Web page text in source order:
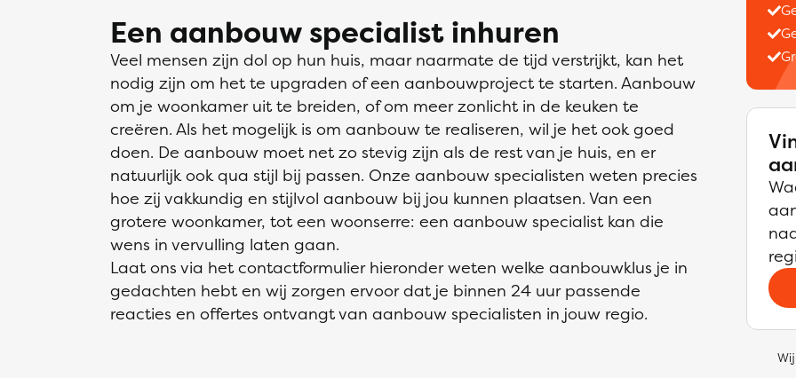
Een aanbouw specialist inhuren
Veel mensen zijn dol op hun huis, maar naarmate de tijd verstrijkt, kan het
nodig zijn om het te upgraden of een aanbouwproject te starten. Aanbouw
om je woonkamer uit te breiden, of om meer zonlicht in de keuken te
creëren. Als het mogelijk is om aanbouw te realiseren, wil je het ook goed
doen. De aanbouw moet net zo stevig zijn als de rest van je huis, en er
natuurlijk ook qua stijl bij passen. Onze aanbouw specialisten weten precies
hoe zij vakkundig en stijlvol aanbouw bij jou kunnen plaatsen. Van een
grotere woonkamer, tot een woonserre: een aanbouw specialist kan die
wens in vervulling laten gaan.
Laat ons via het contactformulier hieronder weten welke aanbouwklus je in
gedachten hebt en wij zorgen ervoor dat je binnen 24 uur passende
reacties en offertes ontvangt van aanbouw specialisten in jouw regio.